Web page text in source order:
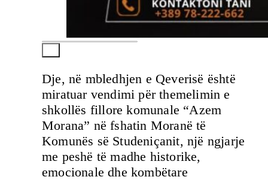
Dje, në mbledhjen e Qeverisë është
miratuar vendimi për themelimin e
shkollës fillore komunale “Azem
Morana” në fshatin Moranë të
Komunës së Studeniçanit, një ngjarje
me peshë të madhe historike,
emocionale dhe kombëtare